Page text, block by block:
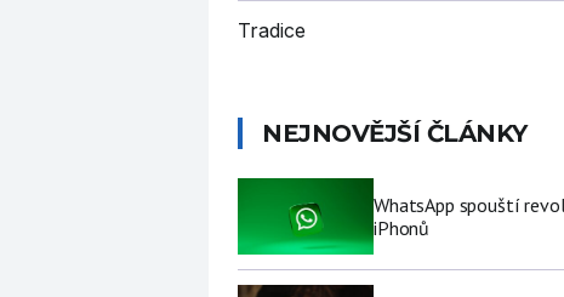
Tradice
NEJNOVĚJŠÍ ČLÁNKY
WhatsApp spouští
iPhonů